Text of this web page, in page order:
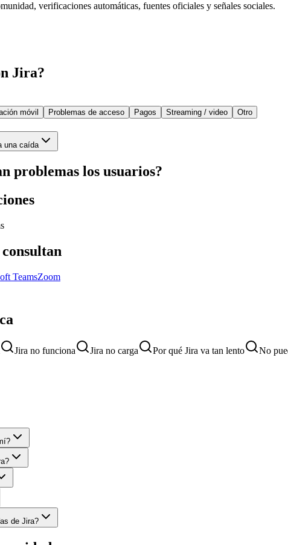
verificaciones automáticas, fuentes oficiales y señales sociales.
Jira?
móvil Problemas de acceso Pagos Streaming / video
Otro
una caída
problemas los usuarios?
TeamsZoom
Jira no funciona Jira no carga Por qué Jira va tan lento No
de Jira?